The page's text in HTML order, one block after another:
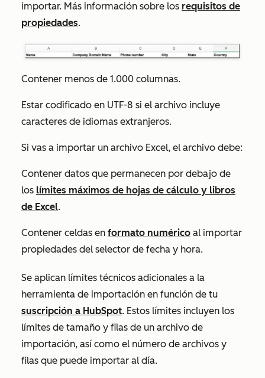
importar. Más información sobre los requisitos de
propiedades.
Contener menos de 1.000 columnas.
Estar codificado en UTF-8 si el archivo incluye
caracteres de idiomas extranjeros.
Si vas a importar un archivo Excel, el archivo debe:
Contener datos que permanecen por debajo de
los límites máximos de hojas de cálculo y libros
de Excel.
Contener celdas en formato numérico al importar
propiedades del selector de fecha y hora.
Se aplican límites técnicos adicionales a la
herramienta de importación en función de tu
suscripción a HubSpot. Estos límites incluyen los
límites de tamaño y filas de un archivo de
importación, así como el número de archivos y
filas que puede importar al día.